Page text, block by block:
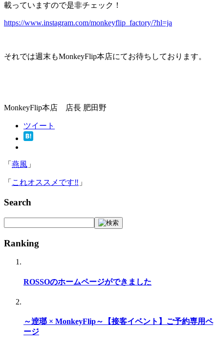
載っていますので是非チェック！
https://www.instagram.com/monkeyflip_factory/?hl=ja
それでは週末もMonkeyFlip本店にてお待ちしております。
MonkeyFlip本店 店長 肥田野
ツイート
「 燕風 」
「 これオススメです‼ 」
Search
Ranking
ROSSOのホームページができました
～逹瑯 × MonkeyFlip～【接客イベント】ご予約専用ペ
ージ